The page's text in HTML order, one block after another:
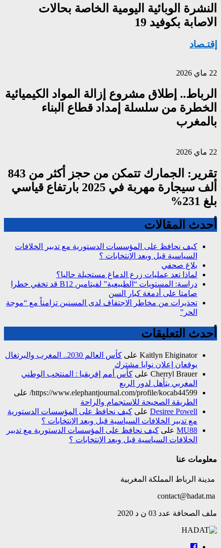
النشرة الوبائية اليومية الخاصة بحالات
الاصابة بكوفيد 19
إقتـصاد
22 ماي 2026
الرباط.. إطلاق مشروع إزالة المواد الكيميائية
الخطرة من سلسلة إمداد قطاع البناء
بالمغرب
22 ماي 2026
تقرير: الجمارك تتمكن من حجز أكثر من 843
ألف سيجارة مهربة في 2025 بارتفاع قياسي
بلغ 231%
أحدث المقالات
كيف نحافظ على المؤسسات الدستورية مع تدبير الخلافات
السياسية قبل وبعد الإنتخابات ؟
بلاغ صحفي
لماذا تعد عمليات زرع الدماغ مستحيلة حاليا؟
دراسة: المستويات “الطبيعية” لفيتامين B12 قد تخفي خطرا
صامتا على أدمغة كبار السن
تحذيرات من مخاطر الاجتفاف لدى المسنين تزامناً مع “موجة
الحر”
أحدث التعليقات
Kaitlyn Ehiginator على
كأس العالم 2030.. المغرب والبرتغال
يوقعان إعلان نوايا مشترك
Cherryl Brauer على كأس أمم إفريقيا : المنتخب الوطني
المغربي يتأهل لدور الربع
https://www.elephantjournal.com/profile/kocab44599/ على
الطريقة الصحيحة للاستجمام والراحة
Desiree Powell على كيف نحافظ على المؤسسات الدستورية
مع تدبير الخلافات السياسية قبل وبعد الإنتخابات ؟
MU88 على كيف نحافظ على المؤسسات الدستورية مع تدبير
الخلافات السياسية قبل وبعد الإنتخابات ؟
معلومات عنا
مدينة الرباط المملكة المغربية
ملف الصحافة عدد 03 ن د 2020